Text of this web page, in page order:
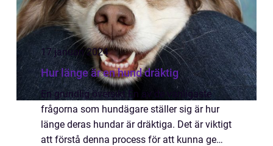
17 januari 2024
Hur länge är en hund dräktig
En grundlig översikt En av de vanligaste
frågorna som hundägare ställer sig är hur
länge deras hundar är dräktiga. Det är viktigt
att förstå denna process för att kunna ge